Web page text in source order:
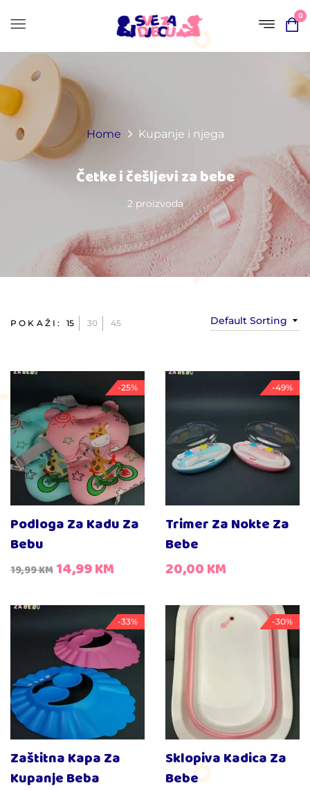
0
Home Kupanje i njega
Četke i češljevi za bebe
2 proizvoda
Default Sorting
POKAŽI: 15 30 45
-25%
Podloga Za Kadu Za
Bebu
19,99KM 14,99KM
-49%
Trimer Za Nokte Za
Bebe
20,00KM
-33%
Zaštitna Kapa Za
Kupanje Beba
-30%
Sklopiva Kadica Za
Bebe